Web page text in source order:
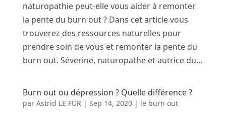
naturopathie peut-elle vous aider à remonter
la pente du burn out ? Dans cet article vous
trouverez des ressources naturelles pour
prendre soin de vous et remonter la pente du
burn out. Séverine, naturopathe et autrice du...
Burn out ou dépression ? Quelle différence ?
par Astrid LE FUR| Sep 14, 2020| le burn out